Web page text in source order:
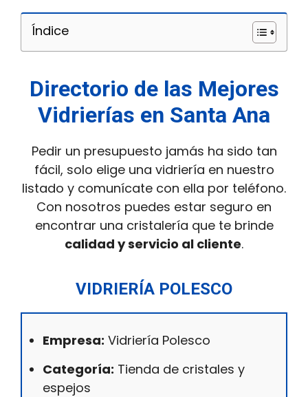
Índice
Directorio de las Mejores
Vidrierías en Santa Ana
Pedir un presupuesto jamás ha sido tan
fácil, solo elige una vidriería en nuestro
listado y comunícate con ella por teléfono.
Con nosotros puedes estar seguro en
encontrar una cristalería que te brinde
calidad y servicio al cliente.
VIDRIERÍA POLESCO
Empresa: Vidriería Polesco
Categoría: Tienda de cristales y
espejos